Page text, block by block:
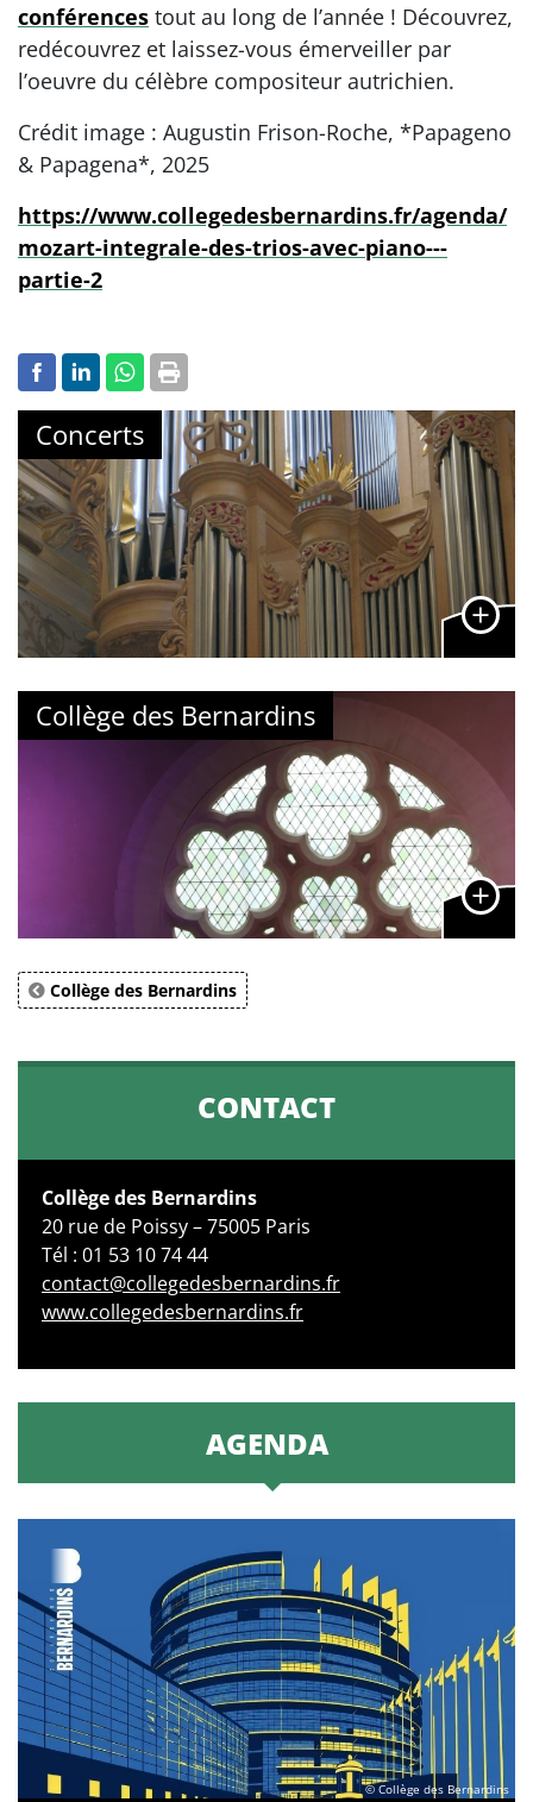
conférences tout au long de l’année ! Découvrez,
redécouvrez et laissez-vous émerveiller par
l’oeuvre du célèbre compositeur autrichien.
Crédit image : Augustin Frison-Roche, *Papageno
& Papagena*, 2025
https://www.collegedesbernardins.fr/agenda/
mozart-integrale-des-trios-avec-piano---
partie-2
Concerts
Collège des Bernardins
Collège des Bernardins
CONTACT
Collège des Bernardins
20 rue de Poissy – 75005 Paris
Tél : 01 53 10 74 44
contact@collegedesbernardins.fr
www.collegedesbernardins.fr
AGENDA
© Collège des Bernardins